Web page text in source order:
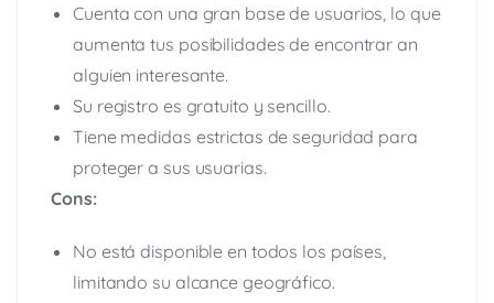
Cuenta con una gran base de usuarios, lo que
aumenta tus posibilidades de encontrar an
alguien interesante.
Su registro es gratuito y sencillo.
Tiene medidas estrictas de seguridad para
proteger a sus usuarias.
Cons:
No está disponible en todos los países,
limitando su alcance geográfico.